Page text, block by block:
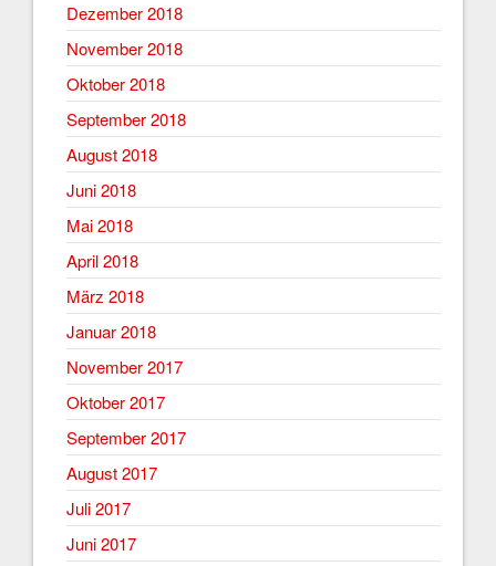
Dezember 2018
November 2018
Oktober 2018
September 2018
August 2018
Juni 2018
Mai 2018
April 2018
März 2018
Januar 2018
November 2017
Oktober 2017
September 2017
August 2017
Juli 2017
Juni 2017